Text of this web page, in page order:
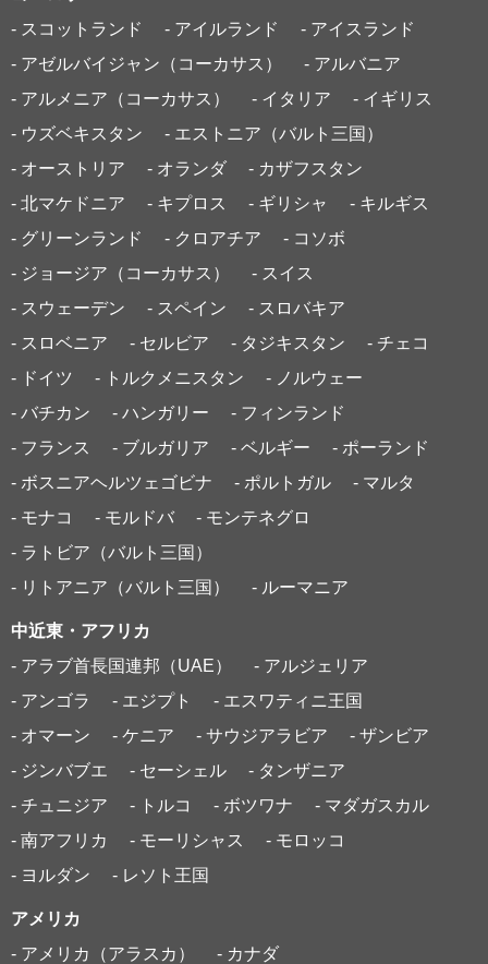
- スコットランド
- アイルランド
- アイスランド
- アゼルバイジャン（コーカサス）
- アルバニア
- アルメニア（コーカサス）
- イタリア
- イギリス
- ウズベキスタン
- エストニア（バルト三国）
- オーストリア
- オランダ
- カザフスタン
- 北マケドニア
- キプロス - ギリシャ
- キルギス
- グリーンランド
- クロアチア
- コソボ
- ジョージア（コーカサス）
- スイス
- スウェーデン
- スペイン
- スロバキア
- スロベニア
- セルビア - タジキスタン
- チェコ
- ドイツ
- トルクメニスタン
- ノルウェー
- バチカン
- ハンガリー
- フィンランド
- フランス
- ブルガリア - ベルギー
- ポーランド
- ボスニアヘルツェゴビナ
- ポルトガル
- マルタ
- モナコ
- モルドバ
- モンテネグロ
- ラトビア（バルト三国）
- リトアニア（バルト三国）
- ルーマニア
中近東・アフリカ
- アラブ首長国連邦（UAE）
- アルジェリア
- アンゴラ
- エジプト
- エスワティニ王国
- オマーン
- ケニア - サウジアラビア
- ザンビア
- ジンバブエ
- セーシェル
- タンザニア
- チュニジア
- トルコ - ボツワナ
- マダガスカル
- 南アフリカ
- モーリシャス
- モロッコ
- ヨルダン
- レソト王国
アメリカ
- アメリカ（アラスカ）
- カナダ